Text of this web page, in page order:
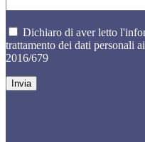
Dichiaro di aver letto
trattamento dei dati personali
2016/679